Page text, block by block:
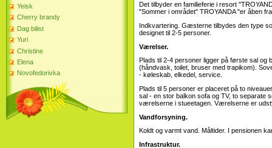
Yeisk
Cherry brandy
Dag bilist
Yuri
Christine
Elena
Novofedorivka
Det tilbyder en familieferie i resort
"Sommer i området" TROYANDA "er åben
Indkvartering. Gæsterne tilbydes den type
designet til 2-5 personer.
Værelser.
Plads til 2-4 personer ligger på første sal
(håndvask, toilet, bruser med trapikom).
- køleskab, elkedel, service.
Plads til 5 personer er placeret på to
sal - en stor balkon sofa og TV, to separate
værelserne i stueetagen. Værelserne er
Vandforsyning.
Koldt og varmt vand. Måltider. I pensionen
Infrastruktur.